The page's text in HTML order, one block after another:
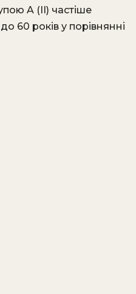
A (II) частіше
60 років у порівнянні